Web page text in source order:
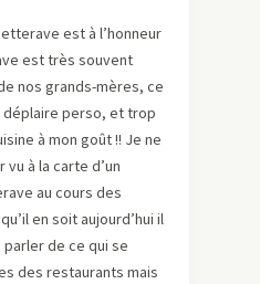
est à l’honneur
est très souvent
nos grands-mères, ce
déplaire perso, et trop
à mon goût !! Je ne
à la carte d’un
au cours des
en soit aujourd’hui il
de ce qui se
des restaurants mais